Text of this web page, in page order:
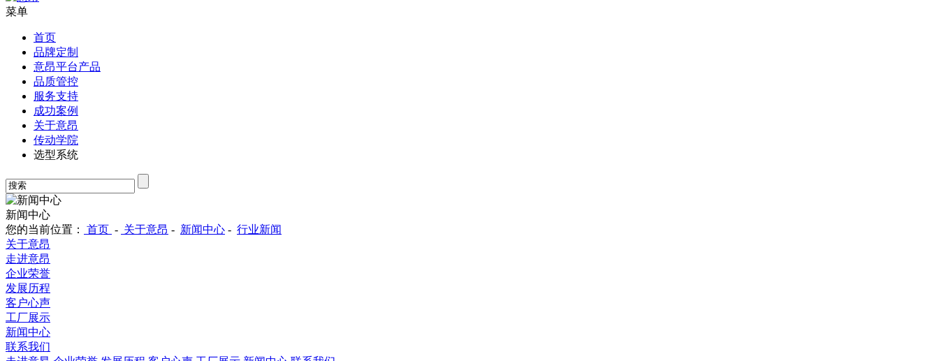
菜单
首页
品牌定制
意昂平台产品
品质管控
服务支持
成功案例
关于意昂
传动学院
选型系统
新闻中心
您的当前位置：
首页 - 关于意昂 - 新闻中心 - 行业新闻
关于意昂
走进意昂
企业荣誉
发展历程
客户心声
工厂展示
新闻中心
联系我们